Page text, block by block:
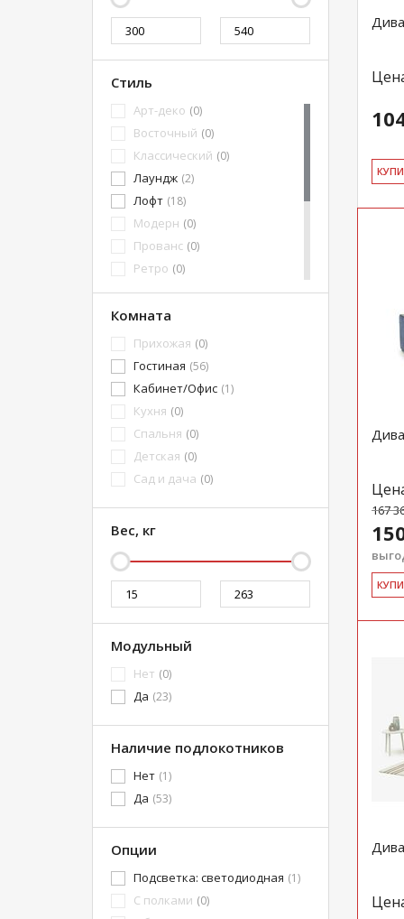
167
Стиль
Арт-деко (0)
Восточный (0)
Классический (0)
Лаундж (2)
Лофт (18)
Модерн (0)
Прованс (0)
Ретро (0)
Хай-Тек(0)
Эко-стиль
Честерфилд
Современный
Барокко (1)
Скандинавский
Комната
Прихожая (0)
Гостиная (56)
Кабинет/Офис (1)
Кухня (0)
Спальня (0)
Детская (0)
Сад и дача (0)
Вес, кг
Модульный
Нет (0)
Да (23)
Наличие подлокотников
Нет (1)
Да (53)
Опции
Подсветка: светодиодная (1)
С полками (0)